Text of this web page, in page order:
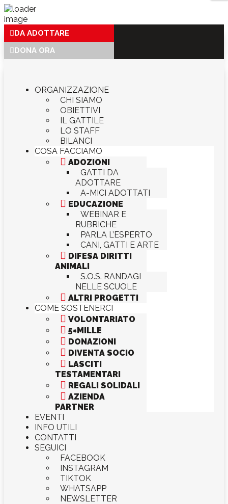
DA ADOTTARE
DONA ORA
ORGANIZZAZIONE
CHI SIAMO
OBIETTIVI
IL GATTILE
LO STAFF
BILANCI
COSA FACCIAMO
 ADOZIONI
GATTI DA
ADOTTARE
A-MICI ADOTTATI
 EDUCAZIONE
WEBINAR E
RUBRICHE
PARLA L’ESPERTO
CANI, GATTI E ARTE
 DIFESA DIRITTI
ANIMALI
S.O.S. RANDAGI
NELLE SCUOLE
 ALTRI PROGETTI
COME SOSTENERCI
 VOLONTARIATO
 5×MILLE
 DONAZIONI
 DIVENTA SOCIO
 LASCITI
TESTAMENTARI
 REGALI SOLIDALI
 AZIENDA
PARTNER
EVENTI
INFO UTILI
CONTATTI
SEGUICI
FACEBOOK
INSTAGRAM
TIKTOK
WHATSAPP
NEWSLETTER